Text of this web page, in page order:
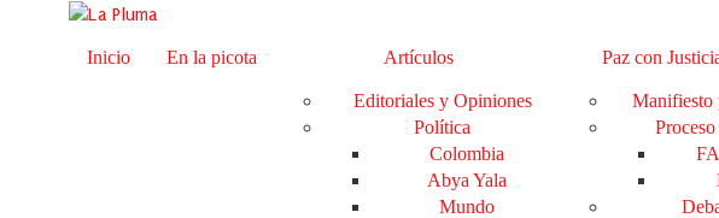
Inicio En la picota Artículos
Editoriales y Opiniones
Política
Colombia
Abya Yala
Mundo
Paz con
Manifiesto